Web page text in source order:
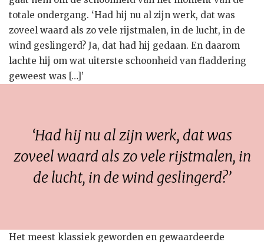
totale ondergang. ‘Had hij nu al zijn werk, dat was
zoveel waard als zo vele rijstmalen, in de lucht, in de
wind geslingerd? Ja, dat had hij gedaan. En daarom
lachte hij om wat uiterste schoonheid van fladdering
geweest was […]’
‘Had hij nu al zijn werk, dat was
zoveel waard als zo vele rijstmalen, in
de lucht, in de wind geslingerd?’
Het meest klassiek geworden en gewaardeerde